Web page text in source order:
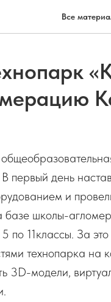
Все
первый день
и
школы-
по 11классы. За
технопарка на
3D-модели,